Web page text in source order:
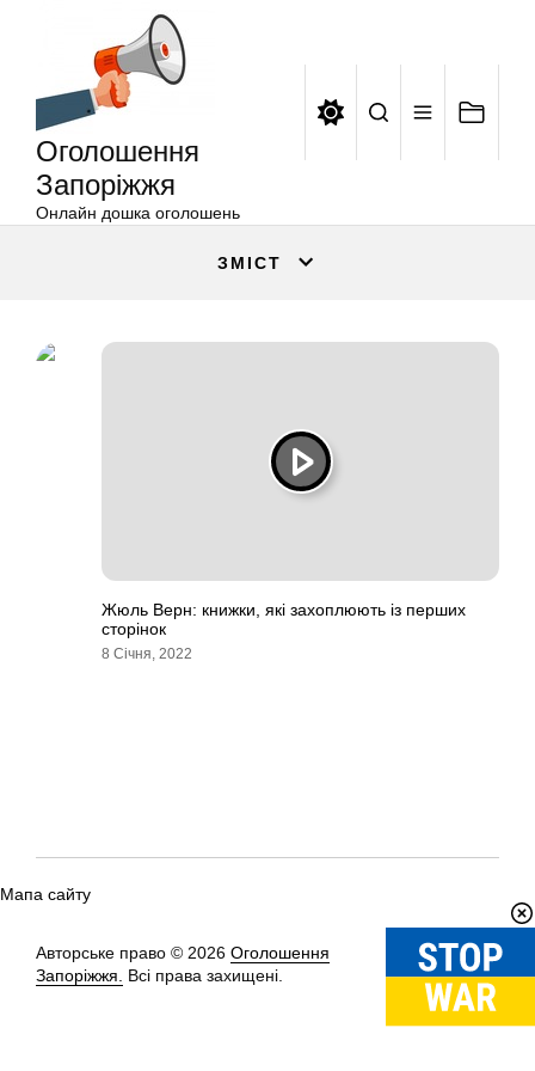
Оголошення
Запоріжжя
Онлайн дошка оголошень
ЗМІСТ
Жюль Верн: книжки, які захоплюють із перших
сторінок
8 Січня, 2022
Мапа сайту
Авторське право © 2026 Оголошення
Запоріжжя.
Всі права захищені.
Вгору↑